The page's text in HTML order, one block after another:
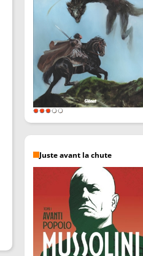
Juste avant la chute